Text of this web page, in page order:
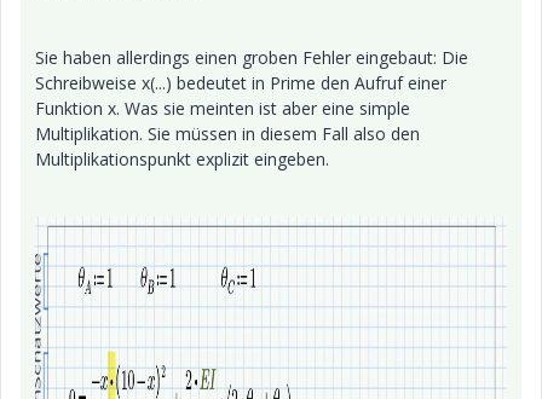
Sie haben allerdings einen groben Fehler eingebaut: Die
Schreibweise x(...) bedeutet in Prime den Aufruf einer
Funktion x. Was sie meinten ist aber eine simple
Multiplikation. Sie müssen in diesem Fall also den
Multiplikationspunkt explizit eingeben.